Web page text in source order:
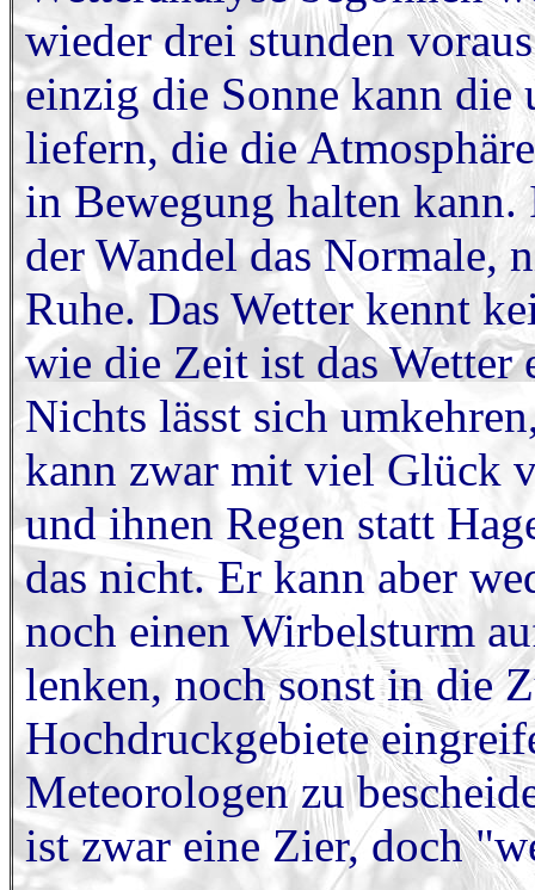
wieder drei stunden
einzig die Sonne kann die
liefern, die die
in Bewegung halten
der Wandel das Normale,
Ruhe. Das Wetter kennt
wie die Zeit ist das
Nichts lässt sich
kann zwar mit viel Glück
und ihnen Regen statt
das nicht. Er kann aber
noch einen Wirbelsturm
lenken, noch sonst in die
Hochdruckgebiete
Meteorologen zu
ist zwar eine Zier, doch